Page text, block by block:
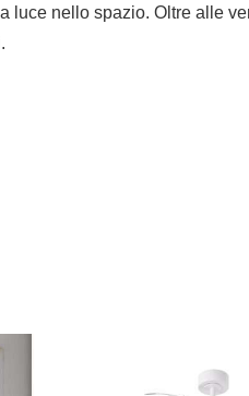
nello spazio. Oltre alle